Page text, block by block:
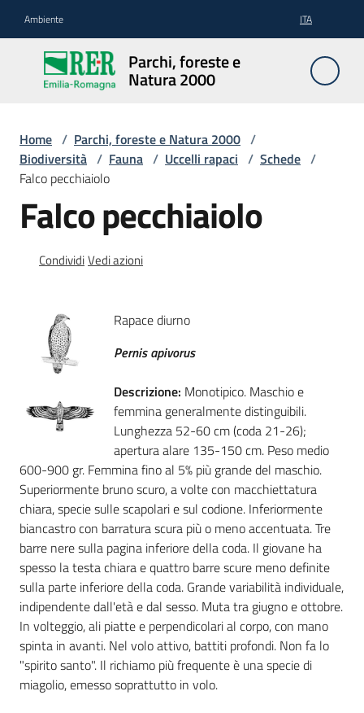
Ambiente ITA
Parchi, foreste e
Natura 2000
Parchi,
foreste
e
2000
Aree
Protette
Natura
2000
Foreste
Biodiversità
Consultazione
Seguici
su
Home / Parchi, foreste e Natura 2000 /
Biodiversità / Fauna / Uccelli rapaci / Schede /
Falco pecchiaiolo
Falco pecchiaiolo
CondividiVedi azioni
Rapace diurno
Pernis apivorus
Descrizione: Monotipico. Maschio e
femmina generalmente distinguibili.
Lunghezza 52-60 cm (coda 21-26);
apertura alare 135-150 cm. Peso medio
600-900 gr. Femmina fino al 5% più grande del maschio.
Superiormente bruno scuro, a volte con macchiettatura
chiara, specie sulle scapolari e sul codione. Inferiormente
biancastro con barratura scura più o meno accentuata. Tre
barre nere sulla pagina inferiore della coda. Il giovane ha
spesso la testa chiara e quattro barre scure meno definite
sulla parte inferiore della coda. Grande variabilità individuale,
indipendente dall'età e dal sesso. Muta tra giugno e ottobre.
In volteggio, ali piatte e perpendicolari al corpo, con mano
spinta in avanti. Nel volo attivo, battiti profondi. Non fa lo
"spirito santo". Il richiamo più frequente è una specie di
miagolio, emesso soprattutto in volo.